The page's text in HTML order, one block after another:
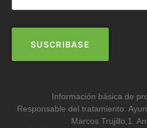
Información básica de
Responsable del tratamiento:
Marcos Trujillo,1.